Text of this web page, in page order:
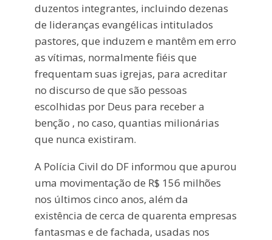
duzentos integrantes, incluindo dezenas
de lideranças evangélicas intitulados
pastores, que induzem e mantêm em erro
as vítimas, normalmente fiéis que
frequentam suas igrejas, para acreditar
no discurso de que são pessoas
escolhidas por Deus para receber a
benção , no caso, quantias milionárias
que nunca existiram.
A Polícia Civil do DF informou que apurou
uma movimentação de R$ 156 milhões
nos últimos cinco anos, além da
existência de cerca de quarenta empresas
fantasmas e de fachada, usadas nos